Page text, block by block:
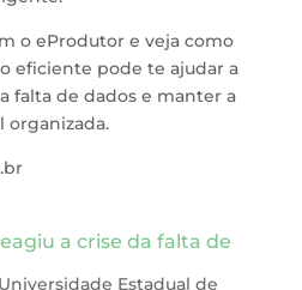
o eProdutor e veja como
eficiente pode te ajudar a
falta de dados e manter a
organizada.
a crise da falta de
Estadual de